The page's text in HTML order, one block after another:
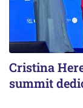
Cristina
summit